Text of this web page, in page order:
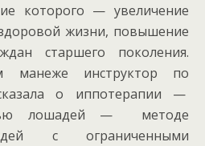
которого — увеличение
жизни, повышение
старшего поколения.
манеже инструктор по
о иппотерапии —
лошадей — методе
с ограниченными